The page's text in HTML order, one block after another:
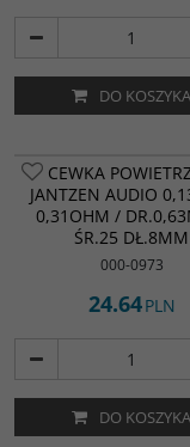
DO KOSZYKA
CEWKA
JANTZEN AUDIO
0,31OHM /
ŚR.25 DŁ.8MM
000-0973
24.64PLN
DO KOSZYKA